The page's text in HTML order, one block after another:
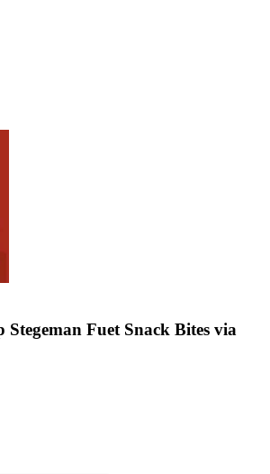
Stegeman Fuet Snack Bites via